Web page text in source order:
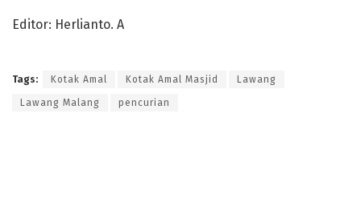
Editor: Herlianto. A
Tags: Kotak Amal Kotak Amal Masjid Lawang
Lawang Malang pencurian